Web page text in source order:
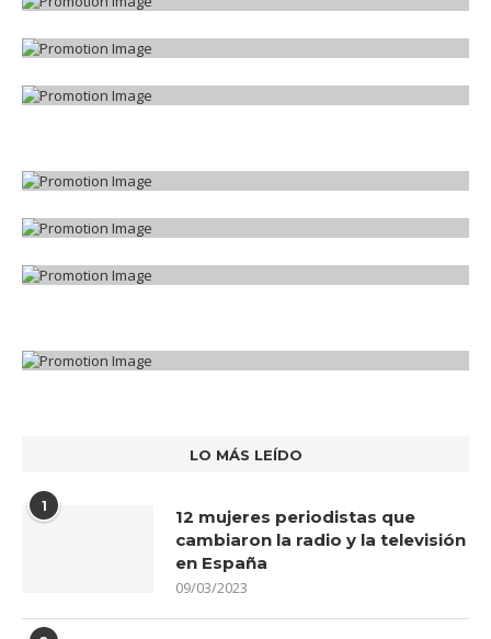
LO MÁS LEÍDO
1
12 mujeres periodistas que
cambiaron la radio y la televisión
en España
09/03/2023